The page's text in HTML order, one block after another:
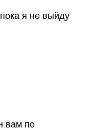
я не выйду
вам по